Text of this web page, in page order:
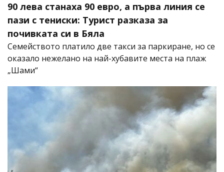
90 лева станаха 90 евро, а първа линия се
пази с тениски: Турист разказа за
почивката си в Бяла
Семейството платило две такси за паркиране, но се
оказало нежелано на най-хубавите места на плаж
„Шами“